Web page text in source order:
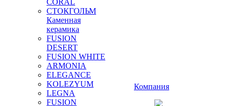
CORAL
СТОКГОЛЬМ
Каменная
керамика
FUSION
DESERT
FUSION WHITE
ARMONIA
ELEGANCE
KOLEZYUM
LEGNA
FUSION
Компания